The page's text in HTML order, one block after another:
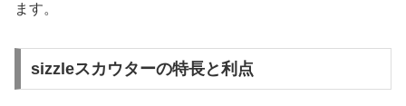
ます。
sizzleスカウターの特長と利点